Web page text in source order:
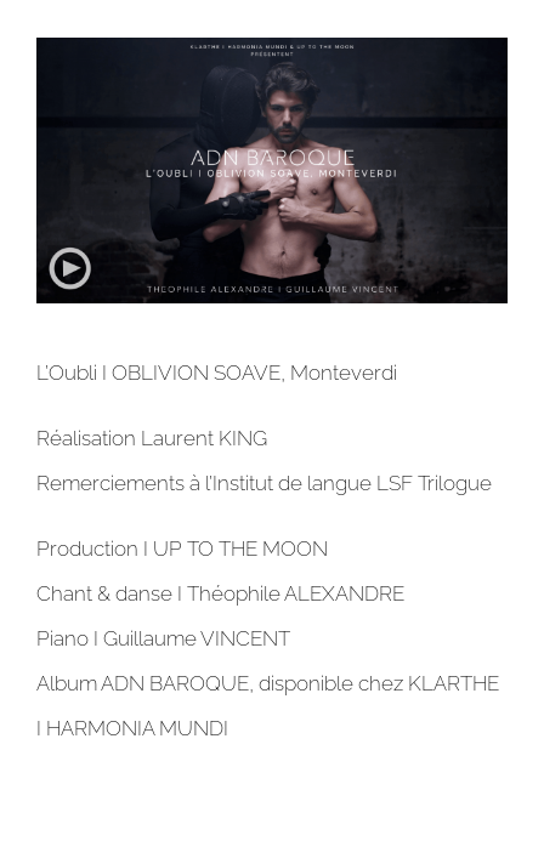
L’Oubli I OBLIVION SOAVE, Monteverdi
Réalisation Laurent KING
Remerciements à l’Institut de langue LSF Trilogue
Production I UP TO THE MOON
Chant & danse I Théophile ALEXANDRE
Piano I Guillaume VINCENT
Album ADN BAROQUE, disponible chez KLARTHE
I HARMONIA MUNDI